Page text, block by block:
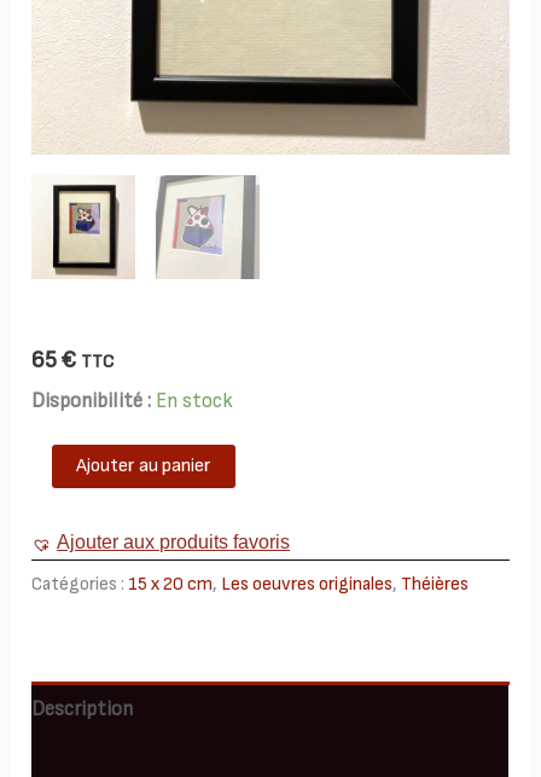
65€ TTC
Disponibilité : En stock
quantité
15x20
Ajouter au panier
Ajouter aux produits favoris
Catégories : 15 x 20 cm, Les oeuvres originales, Théières
Description